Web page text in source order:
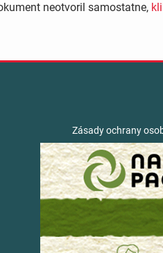
neotvoril samostatne,
Zásady ochrany